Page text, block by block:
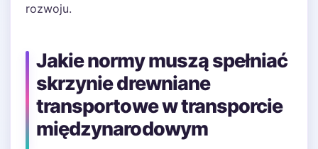
rozwoju.
Jakie normy muszą spełniać
skrzynie drewniane
transportowe w transporcie
międzynarodowym